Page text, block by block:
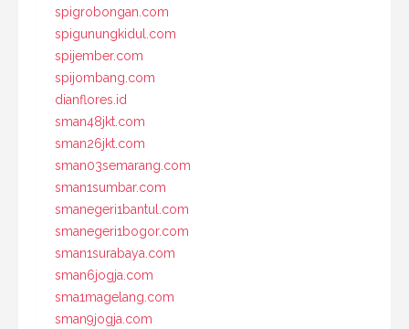
spigrobongan.com
spigunungkidul.com
spijember.com
spijombang.com
dianflores.id
sman48jkt.com
sman26jkt.com
sman03semarang.com
sman1sumbar.com
smanegeri1bantul.com
smanegeri1bogor.com
sman1surabaya.com
sman6jogja.com
sma1magelang.com
sman9jogja.com